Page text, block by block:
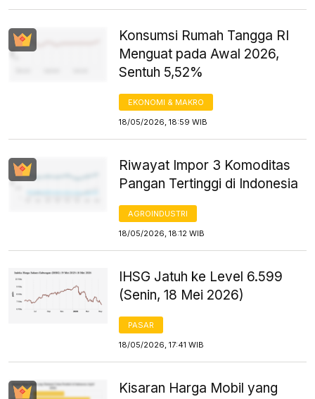
Konsumsi Rumah Tangga RI
Menguat pada Awal 2026,
Sentuh 5,52%
EKONOMI & MAKRO
18/05/2026, 18:59 WIB
Riwayat Impor 3 Komoditas
Pangan Tertinggi di Indonesia
AGROINDUSTRI
18/05/2026, 18:12 WIB
IHSG Jatuh ke Level 6.599
(Senin, 18 Mei 2026)
PASAR
18/05/2026, 17:41 WIB
Kisaran Harga Mobil yang